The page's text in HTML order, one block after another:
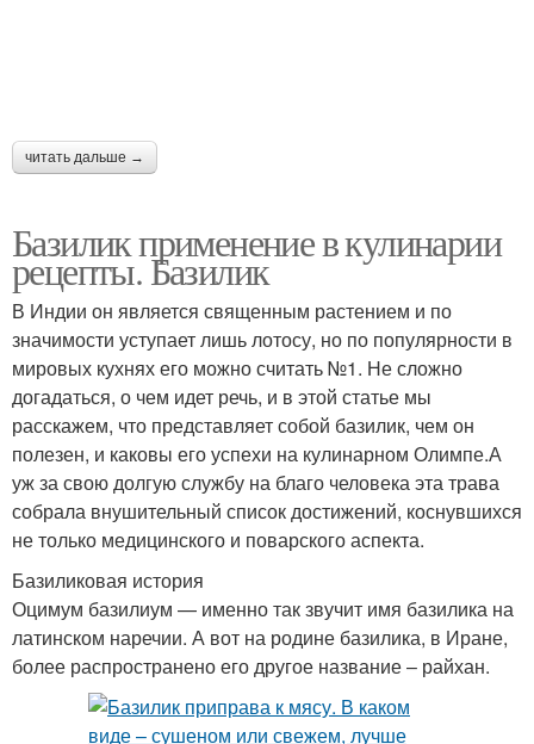
читать дальше →
Базилик применение в кулинарии
рецепты. Базилик
В Индии он является священным растением и по
значимости уступает лишь лотосу, но по популярности в
мировых кухнях его можно считать №1. Не сложно
догадаться, о чем идет речь, и в этой статье мы
расскажем, что представляет собой базилик, чем он
полезен, и каковы его успехи на кулинарном Олимпе.А
уж за свою долгую службу на благо человека эта трава
собрала внушительный список достижений, коснувшихся
не только медицинского и поварского аспекта.
Базиликовая история
Оцимум базилиум — именно так звучит имя базилика на
латинском наречии. А вот на родине базилика, в Иране,
более распространено его другое название – райхан.